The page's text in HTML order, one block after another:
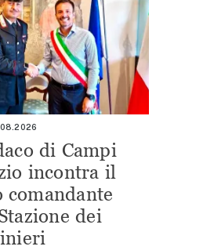
di Campi
incontra il
comandante
dei